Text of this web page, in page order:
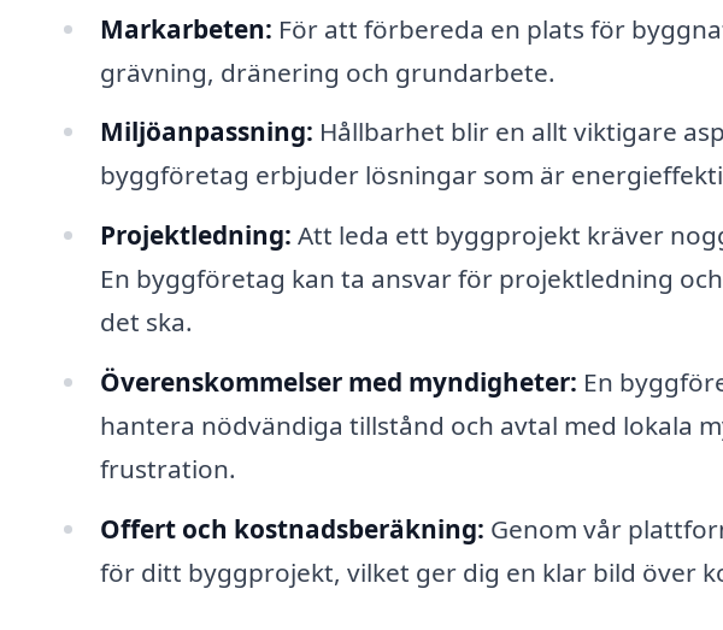
Markarbeten: För att förbereda en plats för
grävning, dränering och grundarbete.
Miljöanpassning: Hållbarhet blir en allt viktigare
byggföretag erbjuder lösningar som är
Projektledning: Att leda ett byggprojekt kräver
En byggföretag kan ta ansvar för projektledning
det ska.
Överenskommelser med myndigheter: En
hantera nödvändiga tillstånd och avtal med lokala
frustration.
Offert och kostnadsberäkning: Genom vår
för ditt byggprojekt, vilket ger dig en klar bild över